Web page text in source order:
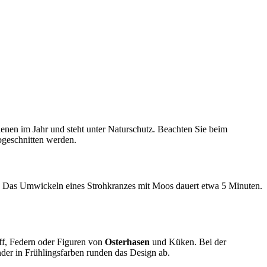
im Jahr und steht unter Naturschutz. Beachten Sie beim
werden.
Umwickeln eines Strohkranzes mit Moos dauert etwa 5 Minuten.
Federn oder Figuren von Osterhasen und Küken. Bei der
in Frühlingsfarben runden das Design ab.